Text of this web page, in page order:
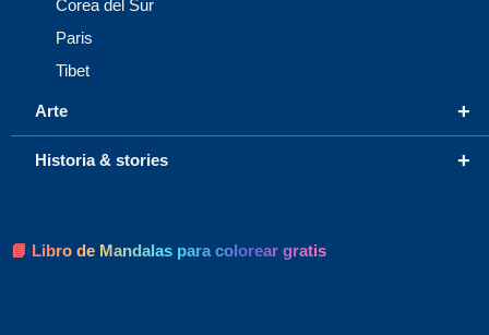
Corea del Sur
Paris
Tibet
+
Arte
+
Historia & stories
📘 Libro de Mandalas para colorear gratis